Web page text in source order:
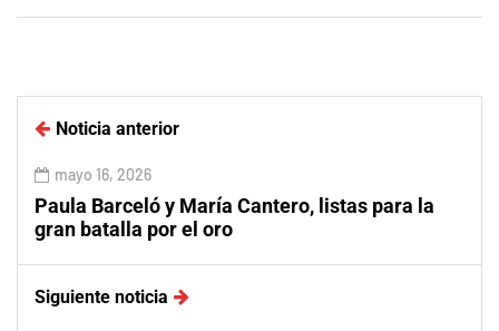
Noticia anterior
mayo 16, 2026
Paula Barceló y María Cantero, listas para la
gran batalla por el oro
Siguiente noticia